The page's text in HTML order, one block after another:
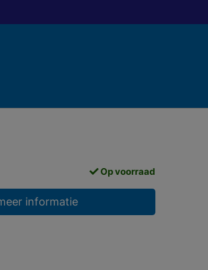
Op voorraad
informatie